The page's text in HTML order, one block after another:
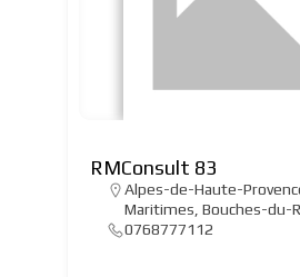
RMConsult 83
Alpes-de-Haute-
Maritimes Bouches-du-
0768777112